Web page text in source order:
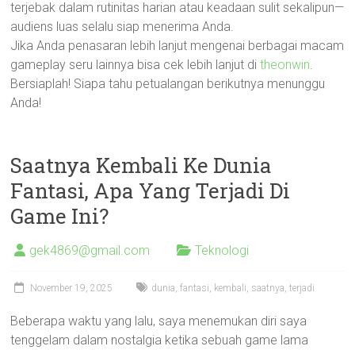
terjebak dalam rutinitas harian atau keadaan sulit sekalipun—
audiens luas selalu siap menerima Anda.
Jika Anda penasaran lebih lanjut mengenai berbagai macam
gameplay seru lainnya bisa cek lebih lanjut ditheonwin.
Bersiaplah! Siapa tahu petualangan berikutnya menunggu
Anda!
Saatnya Kembali Ke Dunia
Fantasi, Apa Yang Terjadi Di
Game Ini?
gek4869@gmail.com Teknologi
November 19, 2025 dunia,fantasi, kembali, saatnya,terjadi
Beberapa waktu yang lalu, saya menemukan diri saya
tenggelam dalam nostalgia ketika sebuah game lama